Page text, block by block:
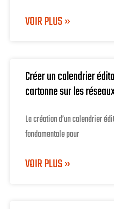
VOIR PLUS »
Créer un calendrier
cartonne sur les
La création d’un calendrier
fondamentale pour
VOIR PLUS »